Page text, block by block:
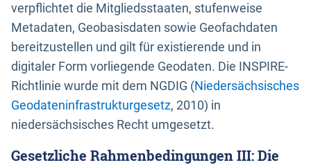
verpflichtet die Mitgliedsstaaten, stufenweise
Metadaten, Geobasisdaten sowie Geofachdaten
bereitzustellen und gilt für existierende und in
digitaler Form vorliegende Geodaten. Die INSPIRE-
Richtlinie wurde mit dem NGDIG (Niedersächsisches
Geodateninfrastrukturgesetz, 2010) in
niedersächsisches Recht umgesetzt.
Gesetzliche Rahmenbedingungen III: Die